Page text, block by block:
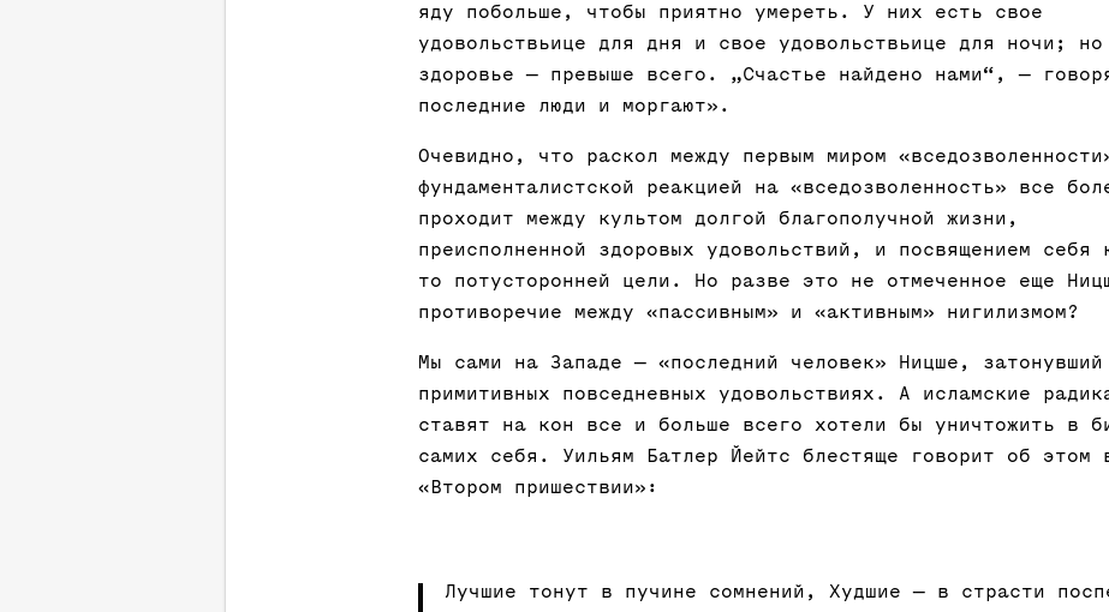
яду побольше, чтобы приятно умереть. У них есть свое
удовольствьице для дня и свое удовольствьице для ночи; но
здоровье — превыше всего. „Счастье найдено нами“, —
последние люди и моргают».
Очевидно, что раскол между первым миром
фундаменталистской реакцией на «вседозволенность» все
проходит между культом долгой благополучной жизни,
преисполненной здоровых удовольствий, и посвящением себя
то потусторонней цели. Но разве это не отмеченное еще
противоречие между «пассивным» и «активным» нигилизмом?
Мы сами на Западе — «последний человек» Ницше,
примитивных повседневных удовольствиях. А исламские
ставят на кон все и больше всего хотели бы уничтожить в
самих себя. Уильям Батлер Йейтс блестяще говорит об этом
«Втором пришествии»:
Лучшие тонут в пучине сомнений, Худшие — в страсти